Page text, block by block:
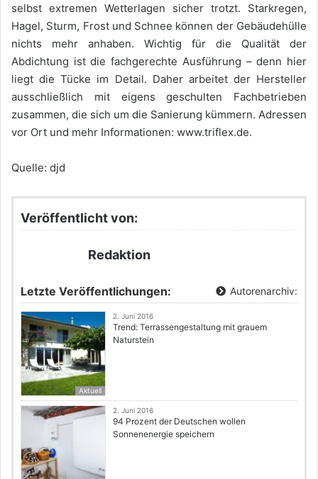
selbst extremen Wetterlagen sicher trotzt. Starkregen,
Hagel, Sturm, Frost und Schnee können der Gebäudehülle
nichts mehr anhaben. Wichtig für die Qualität der
Abdichtung ist die fachgerechte Ausführung – denn hier
liegt die Tücke im Detail. Daher arbeitet der Hersteller
ausschließlich mit eigens geschulten Fachbetrieben
zusammen, die sich um die Sanierung kümmern. Adressen
vor Ort und mehr Informationen: www.triflex.de.
Quelle: djd
Veröffentlicht von:
Redaktion
Letzte Veröffentlichungen: Autorenarchiv:
Aktuell
2. Juni 2016
Trend: Terrassengestaltung mit grauem
Naturstein
2. Juni 2016
94 Prozent der Deutschen wollen
Sonnenenergie speichern